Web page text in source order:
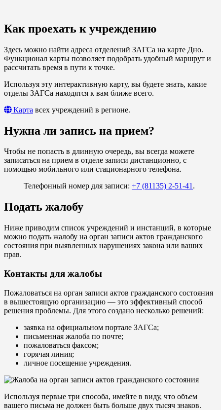
Как проехать к учреждению
Здесь можно найти адреса отделений ЗАГСа на карте Дно.
Функционал карты позволяет подобрать удобный маршрут и
рассчитать время в пути к точке.
Используя эту интерактивную карту, вы будете знать, какие
отделы ЗАГСа находятся к вам ближе всего.
Карта всех учреждений в регионе.
Нужна ли запись на прием?
Чтобы не попасть в длинную очередь, вы всегда можете
записаться на прием в отделе записи дистанционно, с
помощью мобильного или стационарного телефона.
Телефонный номер для записи: +7 (81135) 2-51-41.
Подать жалобу
Ниже приводим список учреждений и инстанций, в которые
можно подать жалобу на орган записи актов гражданского
состояния при выявленных нарушениях закона или ваших
прав.
Контакты для жалобы
Пожаловаться на орган записи актов гражданского состояния
в вышестоящую организацию — это эффективный способ
решения проблемы. Для этого создано несколько решений:
заявка на официальном портале ЗАГСа;
письменная жалоба по почте;
пожаловаться факсом;
горячая линия;
личное посещение учреждения.
Используя первые три способа, имейте в виду, что объем
вашего письма не должен быть больше двух тысяч знаков.